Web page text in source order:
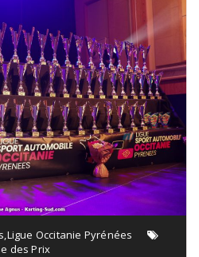
,Ligue Occitanie Pyrénées
des Prix